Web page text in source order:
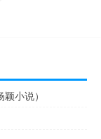
小说）